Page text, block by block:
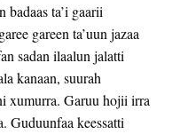
badaas ta’i gaarii
gareen ta’uun jazaa
sadan ilaalun jalatti
kanaan, suurah
xumurra. Garuu hojii irra
Guduunfaa keessatti